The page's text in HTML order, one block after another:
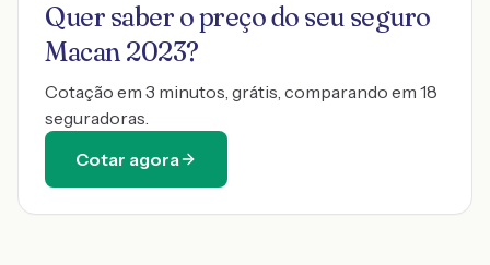
Quer saber o preço do seu seguro
Macan 2023?
Cotação em 3 minutos, grátis, comparando em 18
seguradoras.
Cotar agora